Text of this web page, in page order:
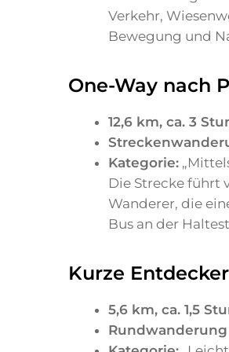
Verkehr,
Bewegung und
One-Way nach
12,6 km, ca. 3
Kategorie:
Die Strecke führt
Wanderer, die
Bus an der
Kurze
5,6 km, ca. 1,5
Rundwanderung